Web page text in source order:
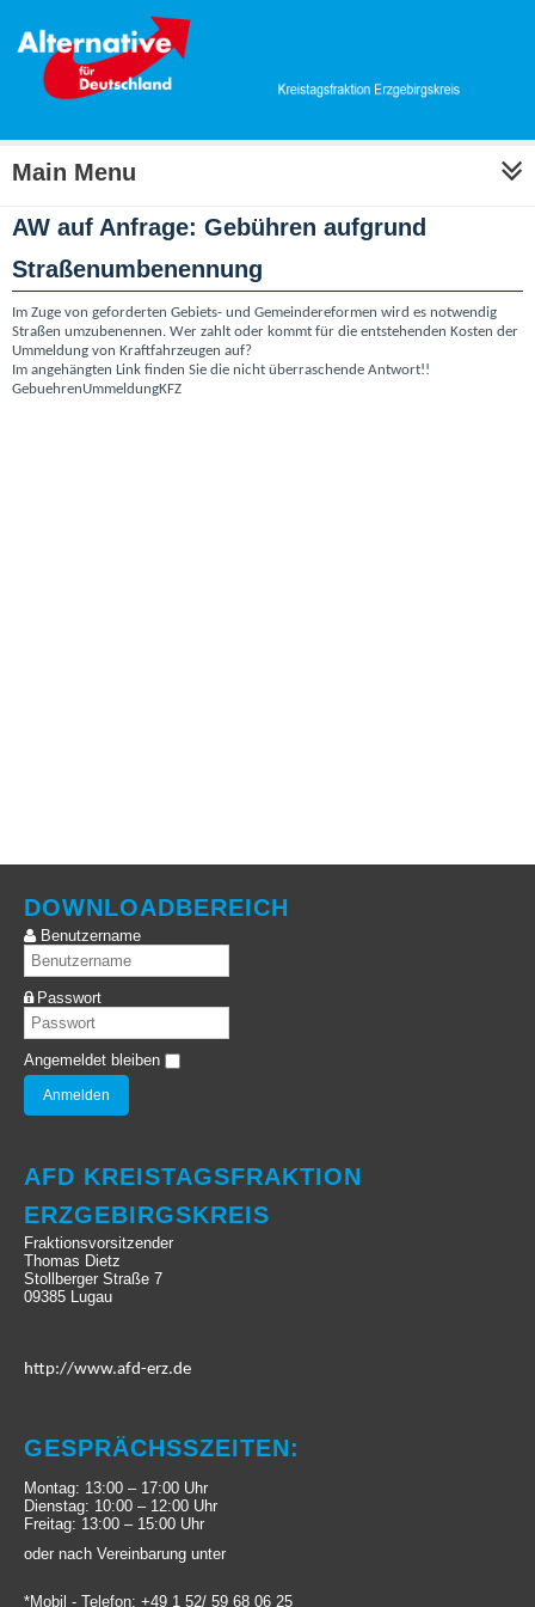
Main Menu
AW auf Anfrage: Gebühren aufgrund
Straßenumbenennung
Im Zuge von geforderten Gebiets- und Gemeindereformen wird es notwendig
Straßen umzubenennen. Wer zahlt oder kommt für die entstehenden Kosten der
Ummeldung von Kraftfahrzeugen auf?
Im angehängten Link finden Sie die nicht überraschende Antwort!!
GebuehrenUmmeldungKFZ
DOWNLOADBEREICH
Benutzername
Passwort
Angemeldet bleiben
AFD KREISTAGSFRAKTION
ERZGEBIRGSKREIS
Fraktionsvorsitzender
Thomas Dietz
Stollberger Straße 7
09385 Lugau
http://www.afd-erz.de
GESPRÄCHSSZEITEN:
Montag: 13:00 – 17:00 Uhr
Dienstag: 10:00 – 12:00 Uhr
Freitag: 13:00 – 15:00 Uhr
oder nach Vereinbarung unter
*Mobil - Telefon: +49 1 52/ 59 68 06 25